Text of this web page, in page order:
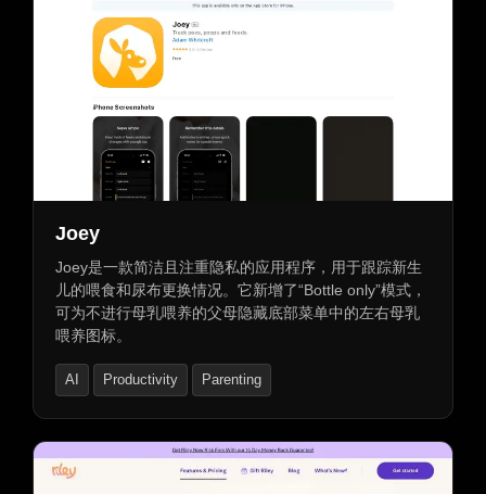
AI面试助手 招聘
求职信生成器
医疗保健 体育 法律助手 游戏
‎Joey
Joey是一款简洁且注重隐私的应用程序，用于跟踪新生
儿的喂食和尿布更换情况。它新增了“Bottle only”模式，
可为不进行母乳喂养的父母隐藏底部菜单中的左右母乳
喂养图标。
AI Productivity Parenting